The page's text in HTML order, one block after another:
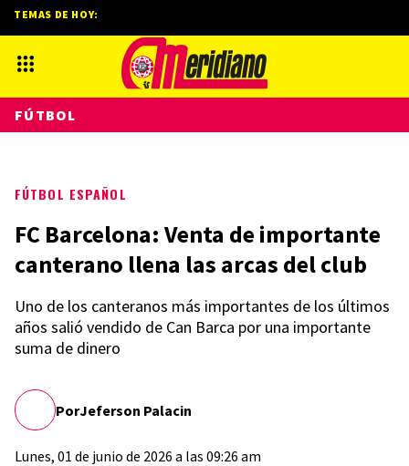
FÚTBOL ESPAÑOL
FC Barcelona: Venta de importante
canterano llena las arcas del club
Uno de los canteranos más importantes de los últimos
años salió vendido de Can Barca por una importante
suma de dinero
PorJeferson Palacin
Lunes, 01 de junio de 2026 a las 09:26 am
TEMAS DE HOY:
FÚTBOL